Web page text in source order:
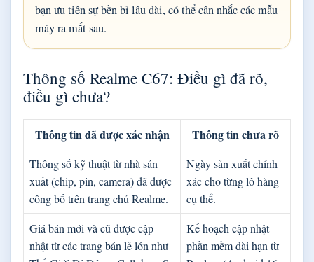
bạn ưu tiên sự bền bỉ lâu dài, có thể cân nhắc các mẫu
máy ra mắt sau.
Thông số Realme C67: Điều gì đã rõ,
điều gì chưa?
Thông tin đã được xác nhận Thông tin chưa rõ
Thông số kỹ thuật từ nhà sản
xuất (chip, pin, camera) đã được
công bố trên trang chủ Realme.
Ngày sản xuất chính
xác cho từng lô hàng
cụ thể.
Giá bán mới và cũ được cập
nhật từ các trang bán lẻ lớn như
Kế hoạch cập nhật
phần mềm dài hạn từ